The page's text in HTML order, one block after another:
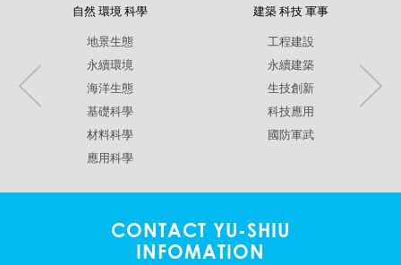
自然 環境 科學
地景生態
永續環境
海洋生態
基礎科學
材料科學
應用科學
建築 科技 軍事
工程建設
永續建築
生技創新
科技應用
國防軍武
CONTACT YU-SHIU
INFOMATION